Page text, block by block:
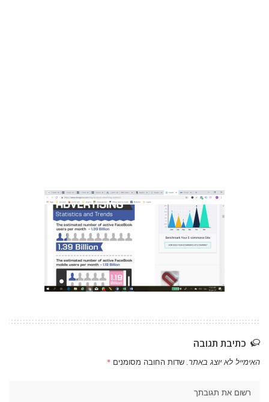
כתיבת תגובה
האימייל לא יוצג באתר. שדות החובה מסומנים *